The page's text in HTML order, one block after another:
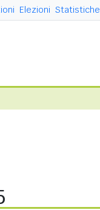
Elezioni Statistiche